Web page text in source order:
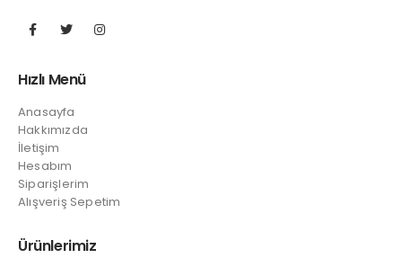
Hızlı Menü
Anasayfa
Hakkımızda
İletişim
Hesabım
Siparişlerim
Alışveriş Sepetim
Ürünlerimiz